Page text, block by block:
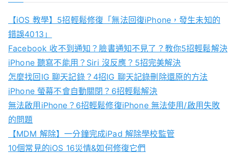
【iOS 教學】5招輕鬆修復「無法回復iPhone，發生未知的
錯誤4013」
Facebook 收不到通知？臉書通知不見了？教你5招輕鬆解決
iPhone 聽寫不能用？Siri 沒反應？5招完美解決
怎麼找回IG 聊天記錄？4招IG 聊天記錄刪除還原的方法
iPhone 螢幕不會自動關閉？6招輕鬆解決
無法啟用iPhone？6招輕鬆修復iPhone 無法使用/啟用失敗
的問題
【MDM 解除】一分鐘完成iPad 解除學校監管
10個常見的iOS 16災情&如何修復它們